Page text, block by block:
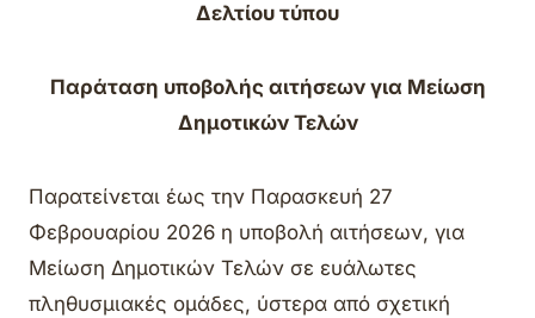
Δελτίου τύπου
Παράταση υποβολής αιτήσεων για Μείωση
Δημοτικών Τελών
Παρατείνεται έως την Παρασκευή 27
Φεβρουαρίου 2026 η υποβολή αιτήσεων, για
Μείωση Δημοτικών Τελών σε ευάλωτες
πληθυσμιακές ομάδες, ύστερα από σχετική